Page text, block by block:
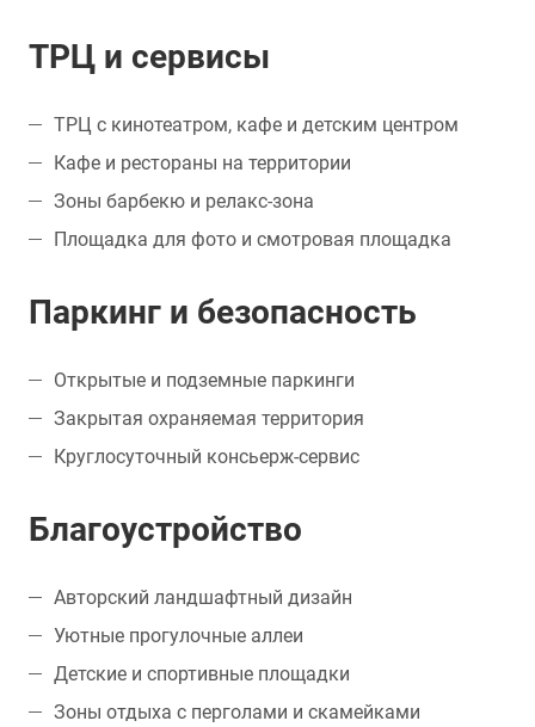
ТРЦ и сервисы
ТРЦ с кинотеатром, кафе и детским центром
Кафе и рестораны на территории
Зоны барбекю и релакс-зона
Площадка для фото и смотровая площадка
Паркинг и безопасность
Открытые и подземные паркинги
Закрытая охраняемая территория
Круглосуточный консьерж-сервис
Благоустройство
Авторский ландшафтный дизайн
Уютные прогулочные аллеи
Детские и спортивные площадки
Зоны отдыха с перголами и скамейками